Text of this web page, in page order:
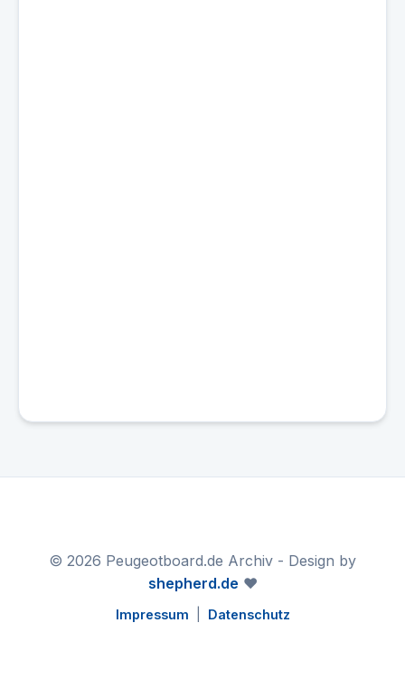
© 2026 Peugeotboard.de Archiv - Design by
shepherd.de ❤️
Impressum Datenschutz